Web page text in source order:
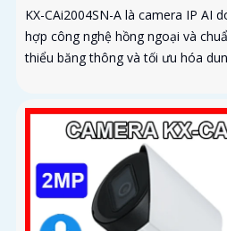
KX-CAi2004SN-A là camera IP AI
hợp công nghệ hồng ngoại và
thiểu băng thông và tối ưu hóa